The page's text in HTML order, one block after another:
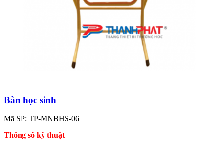
Bàn học sinh
Mã SP: TP-MNBHS-06
Thông số kỹ thuật